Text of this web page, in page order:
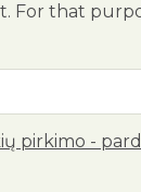
For that
pirkimo -